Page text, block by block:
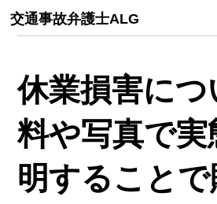
交通事故弁護士ALG
休業損害につ
料や写真で
明すること